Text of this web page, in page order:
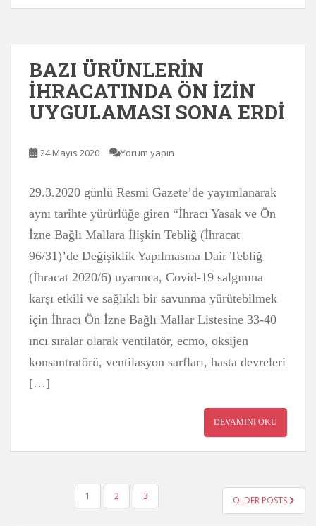
BAZI ÜRÜNLERİN
İHRACATINDA ÖN İZİN
UYGULAMASI SONA ERDİ
24 Mayıs 2020 Yorum yapın
29.3.2020 günlü Resmi Gazete’de yayımlanarak
aynı tarihte yürürlüğe giren “İhracı Yasak ve Ön
İzne Bağlı Mallara İlişkin Tebliğ (İhracat
96/31)’de Değişiklik Yapılmasına Dair Tebliğ
(İhracat 2020/6) uyarınca, Covid-19 salgınına
karşı etkili ve sağlıklı bir savunma yürütebilmek
için İhracı Ön İzne Bağlı Mallar Listesine 33-40
ıncı sıralar olarak ventilatör, ecmo, oksijen
konsantratörü, ventilasyon sarfları, hasta devreleri
[…]
DEVAMINI OKU
GEZINMESI
1 2 3 OLDER POSTS